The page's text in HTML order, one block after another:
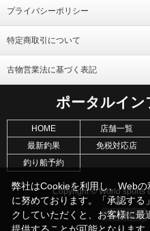
プライバシーポリシー
特定商取引について
古物営業法に基づく表記
ポータルイン
HOME 店舗一覧
最新釣果
免税対応店
釣り船予約
Copyright © World sports
弊社はCookieを利用し、Webの
に努めております。「承認する
クしていただくと、お客様に最